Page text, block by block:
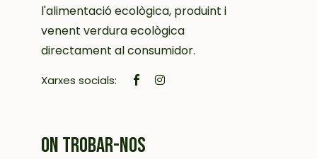
l'alimentació ecològica, produint i
venent verdura ecològica
directament al consumidor.
Xarxes socials:
ON TROBAR-NOS